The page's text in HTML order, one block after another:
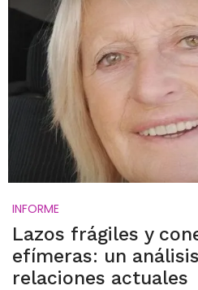
INFORME
Lazos frágiles y
efímeras: un
relaciones actuales